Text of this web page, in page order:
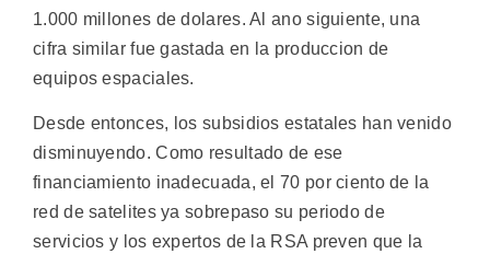
1.000 millones de dolares. Al ano siguiente, una
cifra similar fue gastada en la produccion de
equipos espaciales.
Desde entonces, los subsidios estatales han venido
disminuyendo. Como resultado de ese
financiamiento inadecuada, el 70 por ciento de la
red de satelites ya sobrepaso su periodo de
servicios y los expertos de la RSA preven que la